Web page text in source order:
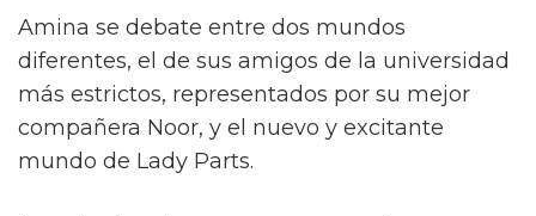
Amina se debate entre dos mundos
diferentes, el de sus amigos de la universidad
más estrictos, representados por su mejor
compañera Noor, y el nuevo y excitante
mundo de Lady Parts.